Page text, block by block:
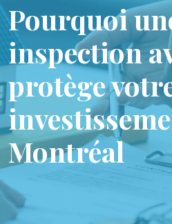
Pourquoi
inspection
protège
Montréal